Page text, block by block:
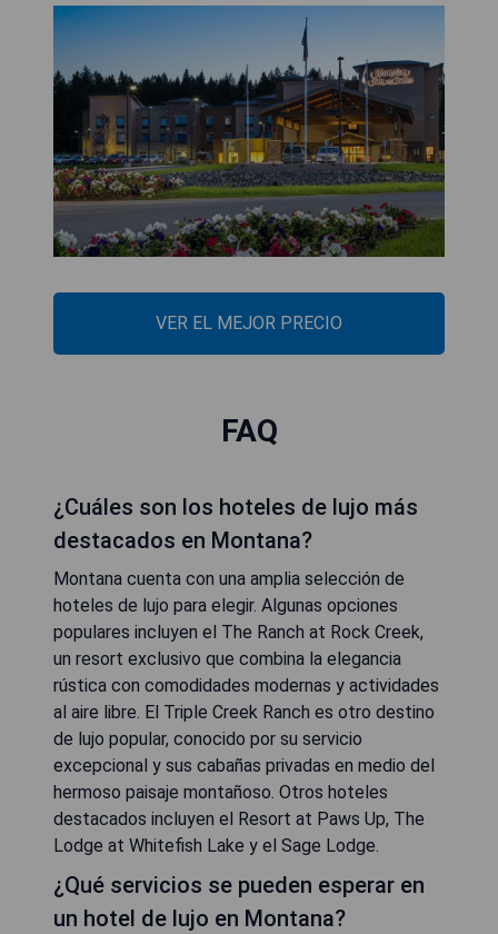
VER EL MEJOR PRECIO
FAQ
¿Cuáles son los hoteles de lujo más
destacados en Montana?
Montana cuenta con una amplia selección de
hoteles de lujo para elegir. Algunas opciones
populares incluyen el The Ranch at Rock Creek,
un resort exclusivo que combina la elegancia
rústica con comodidades modernas y actividades
al aire libre. El Triple Creek Ranch es otro destino
de lujo popular, conocido por su servicio
excepcional y sus cabañas privadas en medio del
hermoso paisaje montañoso. Otros hoteles
destacados incluyen el Resort at Paws Up, The
Lodge at Whitefish Lake y el Sage Lodge.
¿Qué servicios se pueden esperar en
un hotel de lujo en Montana?